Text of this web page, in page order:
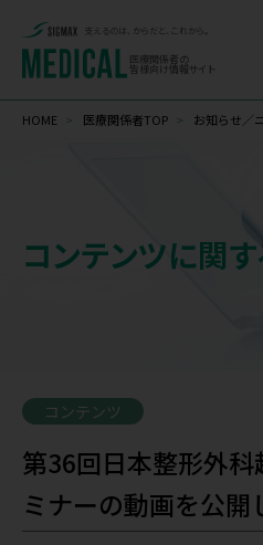
支えるのは、からだと、これから。
医療関係者の
皆様向け情報サイト
HOME > 医療関係者TOP > お知らせ／
コンテンツに関
コンテンツ
第36回日本整形外
ミナーの動画を公開